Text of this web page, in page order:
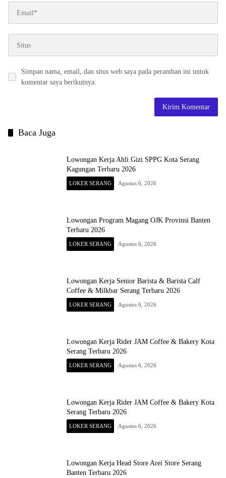
Simpan nama, email, dan situs web saya pada peramban ini untuk
komentar saya berikutnya.
Baca Juga
Lowongan Kerja Ahli Gizi SPPG Kota Serang
Kagungan Terbaru 2026
LOKER SERANG Agustus 6, 2026
Lowongan Program Magang OJK Provinsi Banten
Terbaru 2026
LOKER SERANG Agustus 6, 2026
Lowongan Kerja Senior Barista & Barista Calf
Coffee & Milkbar Serang Terbaru 2026
LOKER SERANG Agustus 6, 2026
Lowongan Kerja Rider JAM Coffee & Bakery Kota
Serang Terbaru 2026
LOKER SERANG Agustus 6, 2026
Lowongan Kerja Rider JAM Coffee & Bakery Kota
Serang Terbaru 2026
LOKER SERANG Agustus 6, 2026
Lowongan Kerja Head Store Arei Store Serang
Banten Terbaru 2026